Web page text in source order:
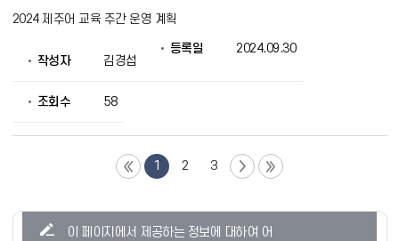
2024 제주어 교육 주간 운영 계획
작성자 김경섭
등록일 2024.09.30
조회수 58
1 2 3
이 페이지에서 제공하는 정보에 대하여 어